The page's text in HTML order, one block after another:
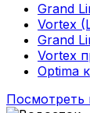
Grand
Vortex
Grand
Vortex
Optima
Посмотреть